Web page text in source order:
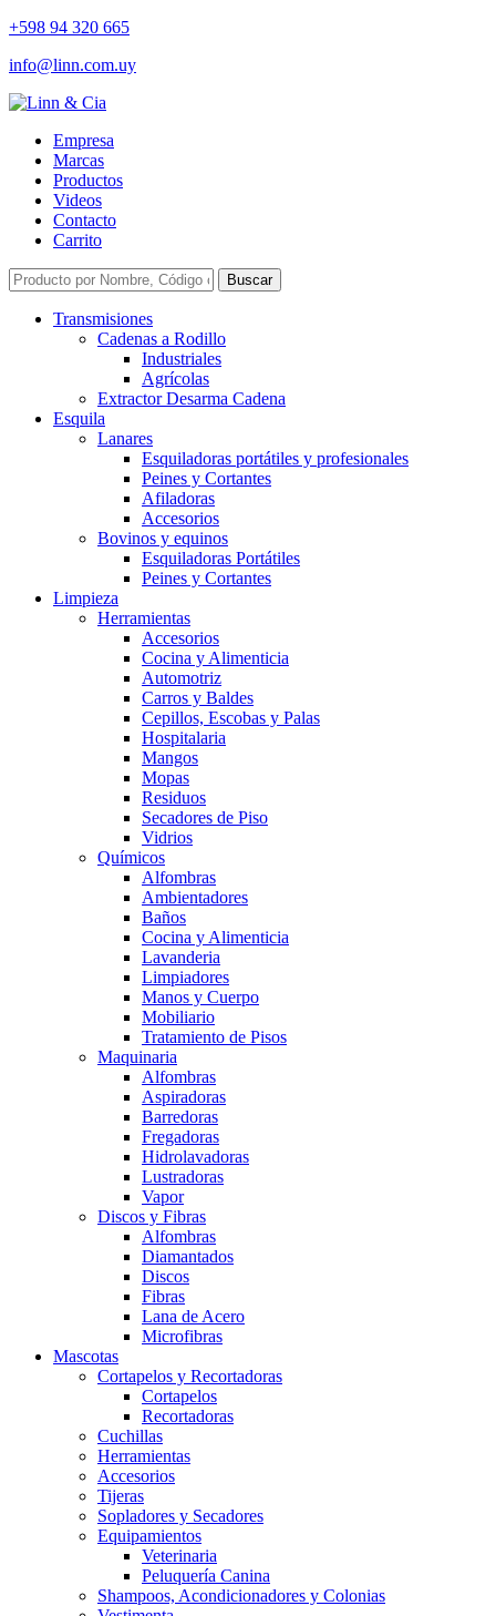
+598 94 320 665
info@linn.com.uy
Empresa
Marcas
Productos
Videos
Contacto
Carrito
Buscar
Transmisiones
Cadenas a Rodillo
Industriales
Agrícolas
Extractor Desarma Cadena
Esquila
Lanares
Esquiladoras portátiles y profesionales
Peines y Cortantes
Afiladoras
Accesorios
Bovinos y equinos
Esquiladoras Portátiles
Peines y Cortantes
Limpieza
Herramientas
Accesorios
Cocina y Alimenticia
Automotriz
Carros y Baldes
Cepillos, Escobas y Palas
Hospitalaria
Mangos
Mopas
Residuos
Secadores de Piso
Vidrios
Químicos
Alfombras
Ambientadores
Baños
Cocina y Alimenticia
Lavanderia
Limpiadores
Manos y Cuerpo
Mobiliario
Tratamiento de Pisos
Maquinaria
Alfombras
Aspiradoras
Barredoras
Fregadoras
Hidrolavadoras
Lustradoras
Vapor
Discos y Fibras
Alfombras
Diamantados
Discos
Fibras
Lana de Acero
Microfibras
Mascotas
Cortapelos y Recortadoras
Cortapelos
Recortadoras
Cuchillas
Herramientas
Accesorios
Tijeras
Sopladores y Secadores
Equipamientos
Veterinaria
Peluquería Canina
Shampoos, Acondicionadores y Colonias